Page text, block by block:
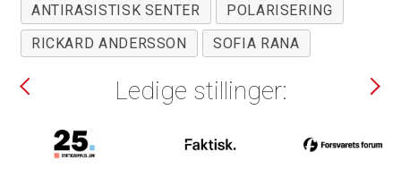
ANTIRASISTISK SENTER
POLARISERING
RICKARD ANDERSSON
SOFIA RANA
Ledige stillinger: